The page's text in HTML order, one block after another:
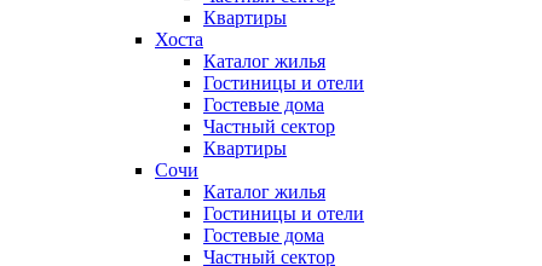
Квартиры
Хоста
Каталог жилья
Гостиницы и отели
Гостевые дома
Частный сектор
Квартиры
Сочи
Каталог жилья
Гостиницы и отели
Гостевые дома
Частный сектор